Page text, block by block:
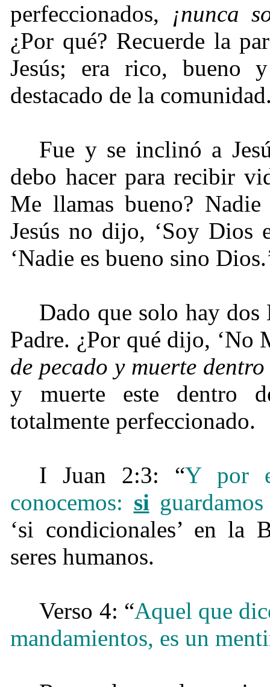
perfeccionados,
¡nunca
¿Por qué? Recuerde la
Jesús; era rico, bueno
destacado de la
Fue y se inclinó a
debo hacer para recibir
Me llamas bueno?
Jesús no dijo, ‘Soy
‘Nadie es bueno sino
Dado que solo hay dos
Padre. ¿Por qué dijo, ‘No
de pecado y muerte
y muerte este dentro
totalmente perfeccionado.
I Juan 2:3: “Y por
conocemos: si
‘si condicionales’ en
seres humanos.
Verso 4: “Aquel que
mandamientos, es un